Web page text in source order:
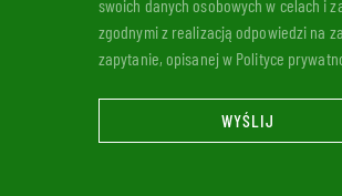
swoich danych osobowych w celach i
zgodnymi z realizacją odpowiedzi na
zapytanie, opisanej w Polityce
WYŚLIJ